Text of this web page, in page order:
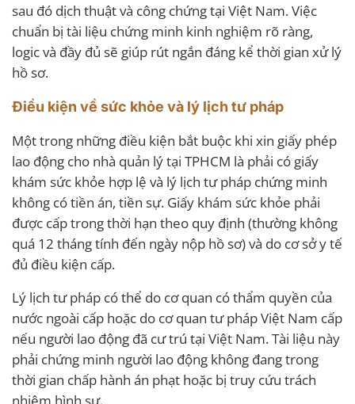
sau đó dịch thuật và công chứng tại Việt Nam. Việc
chuẩn bị tài liệu chứng minh kinh nghiệm rõ ràng,
logic và đầy đủ sẽ giúp rút ngắn đáng kể thời gian xử lý
hồ sơ.
Điều kiện về sức khỏe và lý lịch tư pháp
Một trong những điều kiện bắt buộc khi xin giấy phép
lao động cho nhà quản lý tại TPHCM là phải có giấy
khám sức khỏe hợp lệ và lý lịch tư pháp chứng minh
không có tiền án, tiền sự. Giấy khám sức khỏe phải
được cấp trong thời hạn theo quy định (thường không
quá 12 tháng tính đến ngày nộp hồ sơ) và do cơ sở y tế
đủ điều kiện cấp.
Lý lịch tư pháp có thể do cơ quan có thẩm quyền của
nước ngoài cấp hoặc do cơ quan tư pháp Việt Nam cấp
nếu người lao động đã cư trú tại Việt Nam. Tài liệu này
phải chứng minh người lao động không đang trong
thời gian chấp hành án phạt hoặc bị truy cứu trách
nhiệm hình sự.